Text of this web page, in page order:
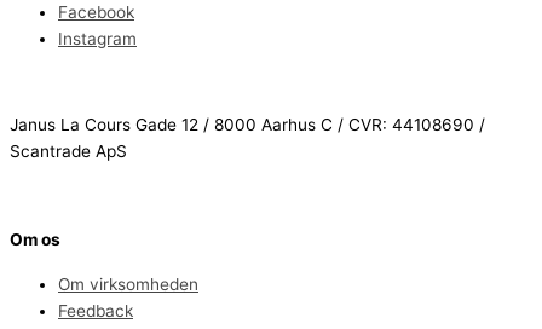
Facebook
Instagram
Janus La Cours Gade 12 / 8000 Aarhus C / CVR: 44108690 /
Scantrade ApS
Om os
Om virksomheden
Feedback